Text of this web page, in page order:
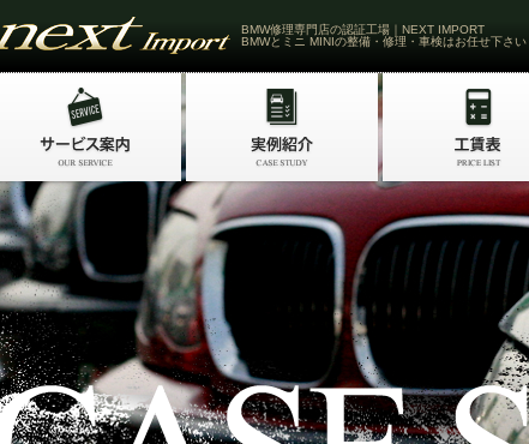
BMW修理専門店の認証工場｜NEXT IMPORT
BMWとミニ MINIの整備・修理・車検はお任せ下さい